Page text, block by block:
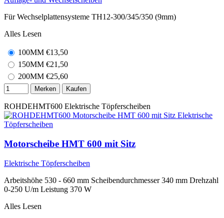
Für Wechselplattensysteme TH12-300/345/350 (9mm)
Alles Lesen
100MM €13,50
150MM €21,50
200MM €25,60
Merken Kaufen
ROHDEHMT600 Elektrische Töpferscheiben
Motorscheibe HMT 600 mit Sitz
Elektrische Töpferscheiben
Arbeitshöhe 530 - 660 mm Scheibendurchmesser 340 mm Drehzahl
0-250 U/m Leistung 370 W
Alles Lesen